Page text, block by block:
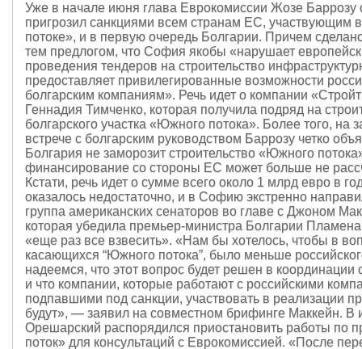
Уже в начале июня глава Еврокомиссии Жозе Баррозу
пригрозил санкциями всем странам ЕС,
потоке», и в первую очередь Болгарии. Причем
тем предлогом, что София якобы «нарушает
проведения тендеров на строительство
предоставляет привилегированные возможности
болгарским компаниям». Речь идет о компании
Геннадия Тимченко, которая получила подряд на
болгарского участка «Южного потока». Более того, на
встрече с болгарским руководством Баррозу четко
Болгария не заморозит строительство «Южного
финансирование со стороны ЕС может больше не
Кстати, речь идет о сумме всего около 1 млрд евро в
оказалось недостаточно, и в Софию экстренно
группа американских сенаторов во главе с Джоном
которая убедила премьер-министра Болгарии
«еще раз все взвесить». «Нам бы хотелось, чтобы в
касающихся “Южного потока”, было меньше
надеемся, что этот вопрос будет решен в координации
и что компании, которые работают с российскими
подпавшими под санкции, участвовать в реализации
будут», — заявил на совместном брифинге Маккейн. В
Орешарский распорядился приостановить работы по
поток» для консультаций с Еврокомиссией. «После